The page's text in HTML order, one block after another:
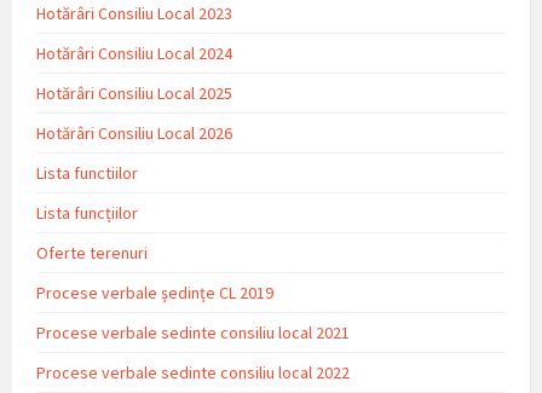
Hotărâri Consiliu Local 2023
Hotărâri Consiliu Local 2024
Hotărâri Consiliu Local 2025
Hotărâri Consiliu Local 2026
Lista functiilor
Lista funcțiilor
Oferte terenuri
Procese verbale ședințe CL 2019
Procese verbale sedinte consiliu local 2021
Procese verbale sedinte consiliu local 2022